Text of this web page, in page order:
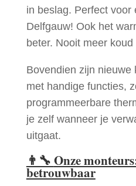
in beslag. Perfect voor
Delfgauw! Ook het
beter. Nooit meer koud
Bovendien zijn nieuwe
met handige functies,
programmeerbare
je zelf wanneer je
uitgaat.
👨‍🔧 Onze
betrouwbaar